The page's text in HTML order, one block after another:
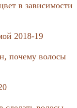
в зависимости
2018-19
почему волосы